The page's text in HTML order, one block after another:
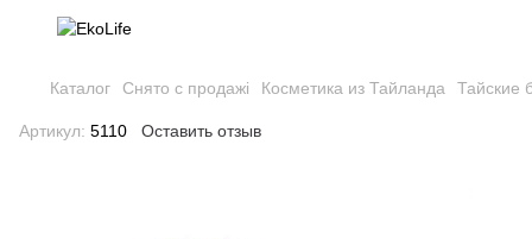
Каталог Снято с продажі Косметика из Тайланда Тайские
Артикул: 5110 Оставить отзыв